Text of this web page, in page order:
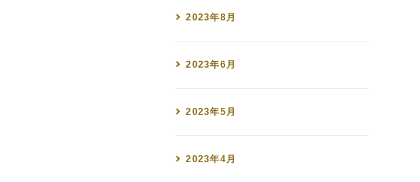
2023年8月
2023年6月
2023年5月
2023年4月